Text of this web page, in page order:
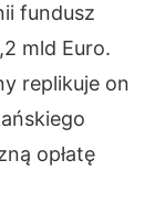
fundusz
mld Euro.
replikuje on
opłatę